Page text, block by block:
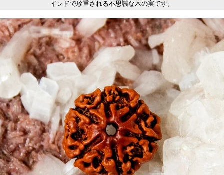
インドで珍重される不思議な木の実です。